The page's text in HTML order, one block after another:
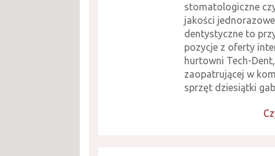
stomatologiczne
jakości
dentystyczne to
pozycje z oferty
hurtowni Tech-Dent,
zaopatrującej w
sprzęt dziesiątki